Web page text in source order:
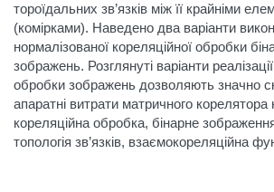
тороїдальних зв’язків між її крайніми
(комірками). Наведено два варіанти
нормалізованої кореляційної обробки
зображень. Розглянуті варіанти
обробки зображень дозволяють значно
апаратні витрати матричного корелятора
кореляційна обробка, бінарне
топологія зв’язків, взаємокореляційна